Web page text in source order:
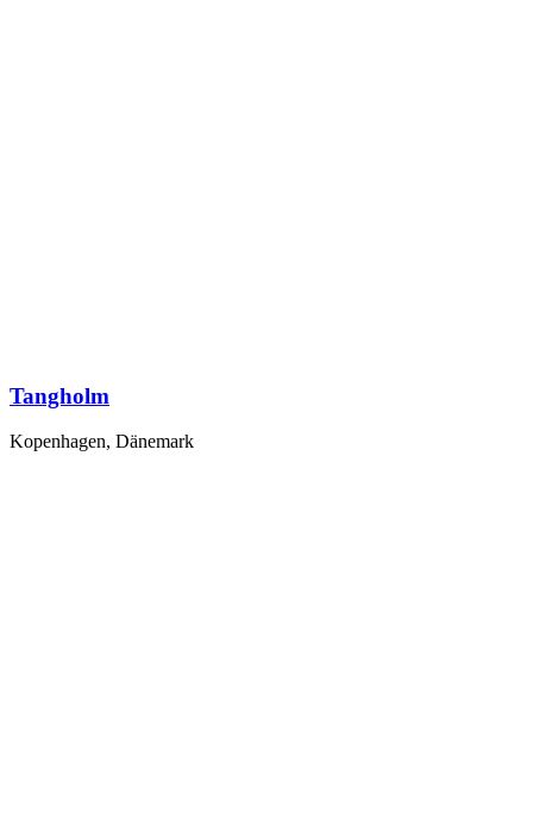
Tangholm
Kopenhagen, Dänemark